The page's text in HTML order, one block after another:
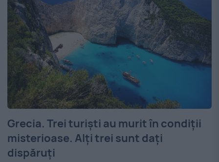
Grecia. Trei turiști au murit în condiții
misterioase. Alți trei sunt dați
dispăruți